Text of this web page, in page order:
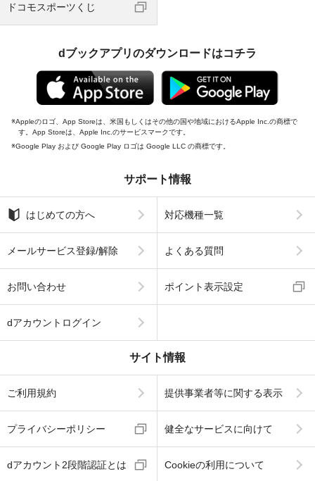
ドコモスポーツくじ
dブックアプリのダウンロードはコチラ
Appleのロゴ、App Storeは、米国もしくはその他の国や地域におけるApple Inc.の商標で
す。App Storeは、Apple Inc.のサービスマークです。
Google Play および Google Play ロゴは Google LLC の商標です。
サポート情報
はじめての方へ 対応機種一覧
メールサービス登録/解除 よくある質問
お問い合わせ ポイント表示設定
dアカウントログイン
サイト情報
ご利用規約 提供事業者等に関する表示
プライバシーポリシー 健全なサービスに向けて
dアカウント2段階認証とは Cookieの利用について